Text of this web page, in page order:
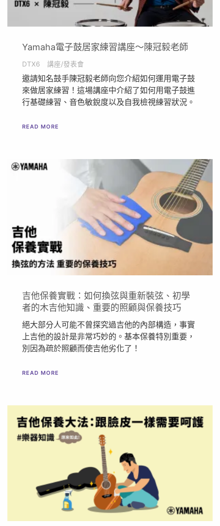
Yamaha電子鼓居家練習講座～陳冠毅老師
DTX6 講座/發表會
邀請知名鼓手陳冠毅老師向您介紹如何運用電子鼓
來做居家練習！這場講座中介紹了如何用電子鼓進
行基礎練習、音色敏銳度以及自我檢視練習狀況。
READ MORE
吉他保養實戰：如何換弦與重新裝弦、初學
者的木吉他知識、重要的照顧與保養技巧
絕大部分人可能不曾探究過吉他的內部構造，事實
上吉他的設計是非常巧妙的。基本保養特別重要，
別因為疏於照顧而使吉他劣化了！
READ MORE